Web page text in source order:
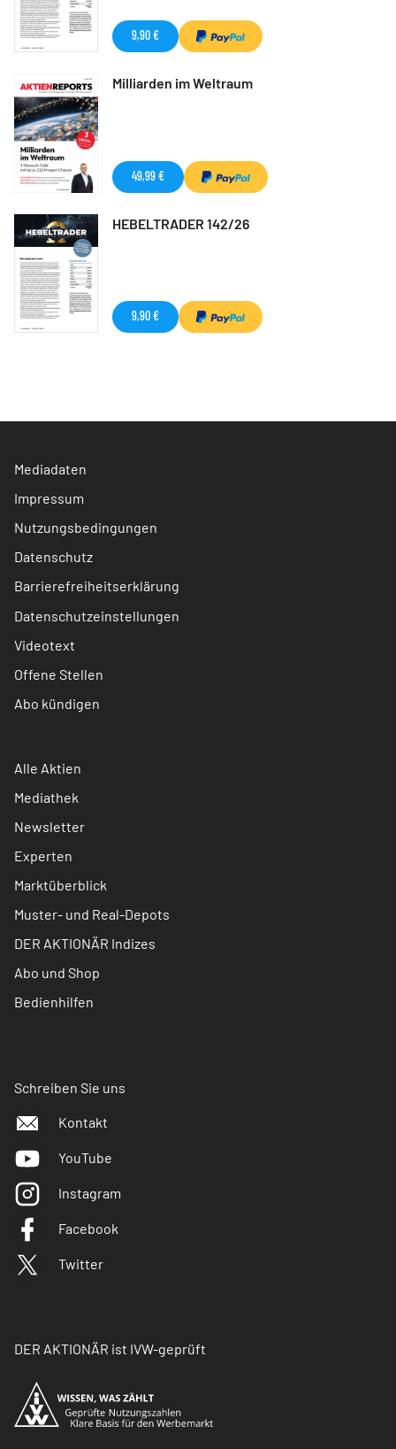
9,90 €
Milliarden im Weltraum
49,99 €
HEBELTRADER 142/26
9,90 €
Mediadaten
Impressum
Nutzungsbedingungen
Datenschutz
Barrierefreiheitserklärung
Datenschutzeinstellungen
Videotext
Offene Stellen
Abo kündigen
Alle Aktien
Mediathek
Newsletter
Experten
Marktüberblick
Muster- und Real-Depots
DER AKTIONÄR Indizes
Abo und Shop
Bedienhilfen
Schreiben Sie uns
Kontakt
YouTube
Instagram
Facebook
Twitter
DER AKTIONÄR ist IVW-geprüft